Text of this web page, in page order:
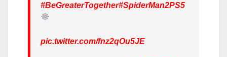
#BeGreaterTogether#SpiderMan2PS5
pic.twitter.com/fnz2qOu5JE